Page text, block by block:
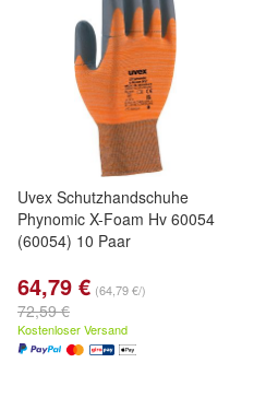
Uvex Schutzhandschuhe
Phynomic X-Foam Hv 60054
(60054) 10 Paar
64,79 € (64,79 €/)
72,59 €
Kostenloser Versand